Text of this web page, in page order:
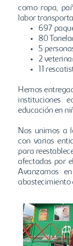
como ropa,
labor
697
80
5
2
11
Hemos
instituciones
educación en
Nos unimos a
con varias
para
afectadas por
Avanzamos
abastecimiento